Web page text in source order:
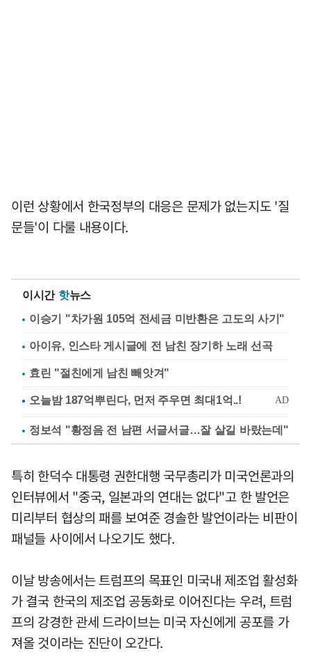
이런 상황에서 한국정부의 대응은 문제가 없는지도 '질
문들'이 다룰 내용이다.
이시간 핫뉴스
이승기 "차가원 105억 전세금 미반환은 고도의 사기"
아이유, 인스타 게시글에 전 남친 장기하 노래 선곡
효린 "절친에게 남친 빼앗겨"
정보석 "황정음 전 남편 서글서글…잘 살길 바랐는데"
특히 한덕수 대통령 권한대행 국무총리가 미국언론과의
인터뷰에서 "중국, 일본과의 연대는 없다"고 한 발언은
미리부터 협상의 패를 보여준 경솔한 발언이라는 비판이
패널들 사이에서 나오기도 했다.
이날 방송에서는 트럼프의 목표인 미국내 제조업 활성화
가 결국 한국의 제조업 공동화로 이어진다는 우려, 트럼
프의 강경한 관세 드라이브는 미국 자신에게 공포를 가
져올 것이라는 진단이 오간다.